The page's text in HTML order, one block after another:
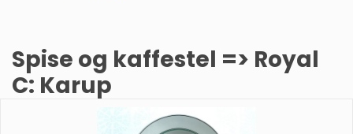
Spise og kaffestel => Royal
C: Karup